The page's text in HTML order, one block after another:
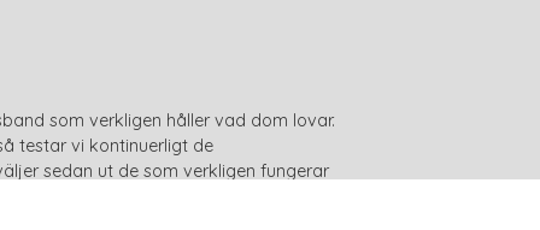
som verkligen håller vad dom lovar.
testar vi kontinuerligt de
sedan ut de som verkligen fungerar